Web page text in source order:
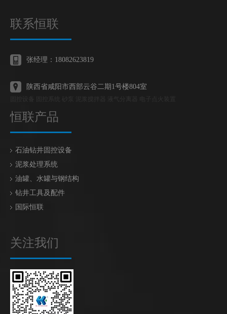
联系恒联
张经理：18082623819
陕西省咸阳市西部云谷二期1号楼804室
恒联产品
石油钻井固控设备
泥浆处理系统
油罐、水罐与钢结构
钻井工具及配件
国际恒联
关注我们